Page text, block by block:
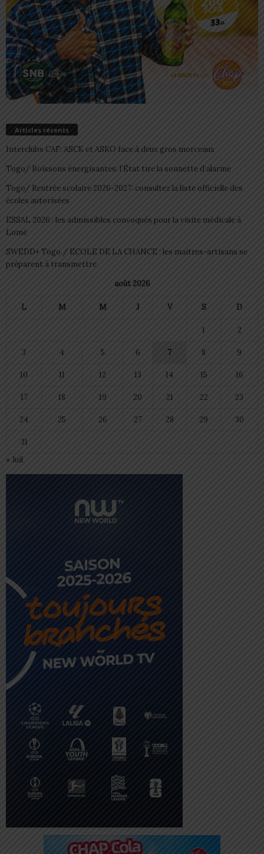
Articles récents
Interclubs CAF: ASCK et ASKO face à deux gros morceaux
Togo/ Boissons énergisantes: l’État tire la sonnette d’alarme
Togo/ Rentrée scolaire 2026-2027: consultez la liste officielle des
écoles autorisées
ESSAL 2026 : les admissibles convoqués pour la visite médicale à
Lomé
SWEDD+ Togo / ECOLE DE LA CHANCE : les maitres-artisans se
préparent à transmettre
août 2026
L M M J V S D
1 2
3 4 5 6 7 8 9
10 11 12 13 14 15 16
17 18 19 20 21 22 23
24 25 26 27 28 29 30
31
« Juil